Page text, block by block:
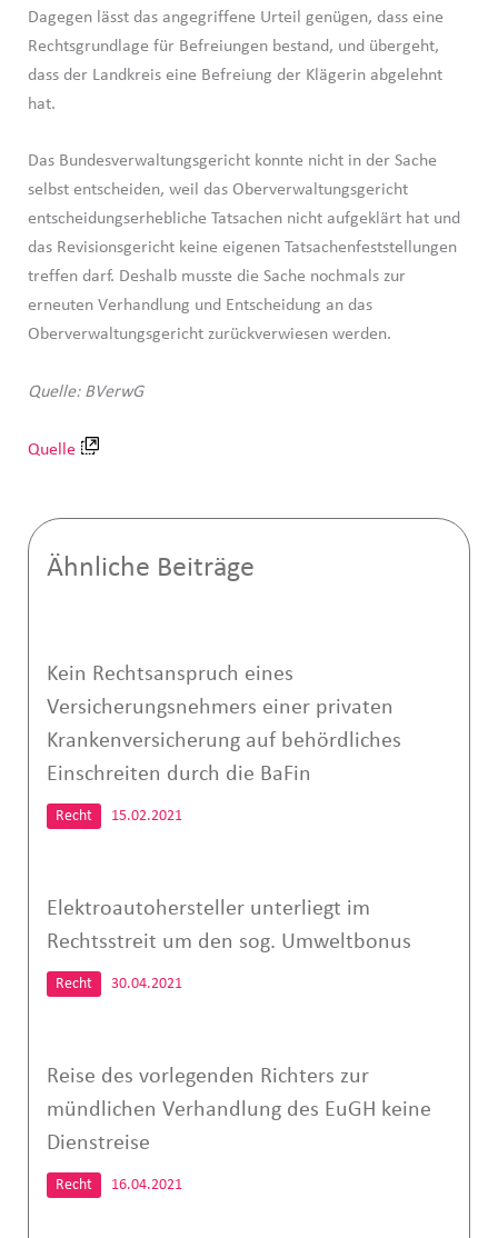
Dagegen lässt das angegriffene Urteil genügen, dass eine
Rechtsgrundlage für Befreiungen bestand, und übergeht,
dass der Landkreis eine Befreiung der Klägerin abgelehnt
hat.
Das Bundesverwaltungsgericht konnte nicht in der Sache
selbst entscheiden, weil das Oberverwaltungsgericht
entscheidungserhebliche Tatsachen nicht aufgeklärt hat und
das Revisionsgericht keine eigenen Tatsachenfeststellungen
treffen darf. Deshalb musste die Sache nochmals zur
erneuten Verhandlung und Entscheidung an das
Oberverwaltungsgericht zurückverwiesen werden.
Quelle: BVerwG
Quelle
Ähnliche Beiträge
Kein Rechtsanspruch eines
Versicherungsnehmers einer privaten
Krankenversicherung auf behördliches
Einschreiten durch die BaFin
Recht 15.02.2021
Elektroautohersteller unterliegt im
Rechtsstreit um den sog. Umweltbonus
Recht 30.04.2021
Reise des vorlegenden Richters zur
mündlichen Verhandlung des EuGH keine
Dienstreise
Recht 16.04.2021